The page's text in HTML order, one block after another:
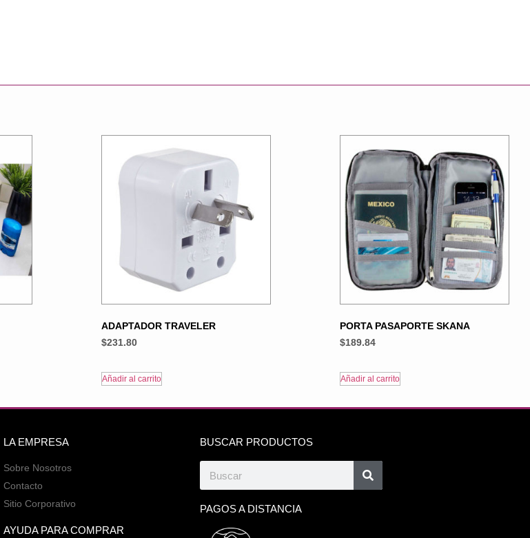
ADAPTADOR TRAVELER
$231.80
Añadir al carrito
PORTA PASAPORTE SKANA
$189.84
Añadir al carrito
LA EMPRESA
Sobre Nosotros
Contacto
Sitio Corporativo
AYUDA PARA COMPRAR
BUSCAR PRODUCTOS
PAGOS A DISTANCIA